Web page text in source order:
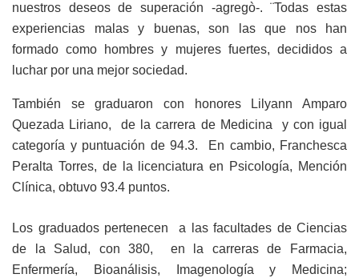
nuestros deseos de superación -agregò-. ¨Todas estas
experiencias malas y buenas, son las que nos han
formado como hombres y mujeres fuertes, decididos a
luchar por una mejor sociedad.
También se graduaron con honores Lilyann Amparo
Quezada Liriano, de la carrera de Medicina y con igual
categoría y puntuación de 94.3. En cambio, Franchesca
Peralta Torres, de la licenciatura en Psicología, Mención
Clínica, obtuvo 93.4 puntos.
Los graduados pertenecen a las facultades de Ciencias
de la Salud, con 380, en la carreras de Farmacia,
Enfermería, Bioanálisis, Imagenología y Medicina;